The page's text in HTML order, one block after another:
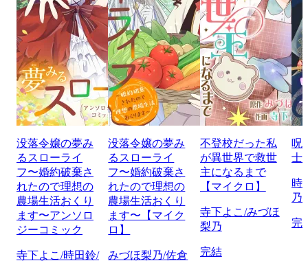
没落令嬢の夢み
るスローライ
フ〜婚約破棄さ
れたので理想の
農場生活おくり
ます〜アンソロ
ジーコミック
寺下よこ/時田鈴/
没落令嬢の夢み
るスローライ
フ〜婚約破棄さ
れたので理想の
農場生活おくり
ます〜【マイク
ロ】
みづほ梨乃/佐倉
不登校だった私
が異世界で救世
主になるまで
【マイクロ】
寺下よこ/みづほ
梨乃
完結
呪
士
時
乃
完